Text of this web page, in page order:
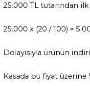
25.000 TL tutarından
25.000 x (20 / 100) =
Dolayısıyla ürünün
Kasada bu fiyat üzerine